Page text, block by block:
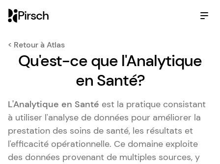
Pirsch
< Retour à Atlas
Qu'est-ce que l'Analytique
en Santé?
L'Analytique en Santé est la pratique consistant
à utiliser l'analyse de données pour améliorer la
prestation des soins de santé, les résultats et
l'efficacité opérationnelle. Ce domaine exploite
des données provenant de multiples sources, y